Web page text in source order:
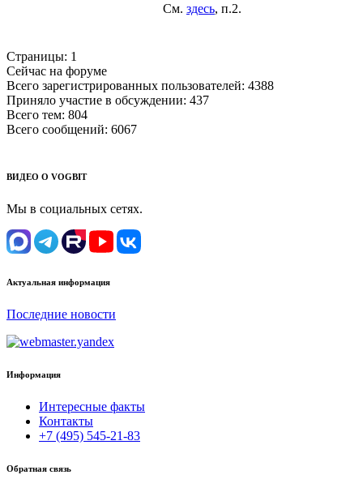
См. здесь, п.2.
Страницы: 1
Сейчас на форуме
Всего зарегистрированных пользователей: 4388
Приняло участие в обсуждении: 437
Всего тем: 804
Всего сообщений: 6067
ВИДЕО О VOGBIT
Мы в социальных сетях.
Актуальная информация
Последние новости
Информация
Интересные факты
Контакты
+7 (495) 545-21-83
Обратная связь